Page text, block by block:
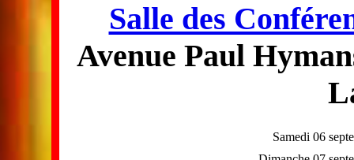
Salle des
Avenue Paul
Samedi 06